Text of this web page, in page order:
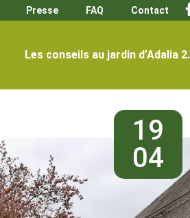
Presse FAQ Contact
Les conseils au jardin d’Adalia
19
04